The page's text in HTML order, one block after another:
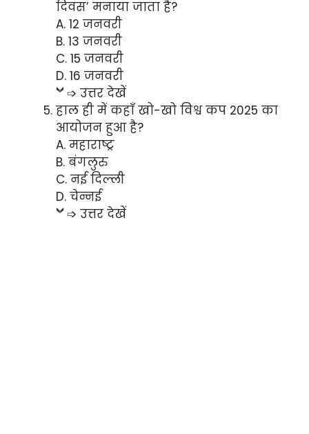
दिवस’ मनाया जाता है?
A. 12 जनवरी
B. 13 जनवरी
C. 15 जनवरी
D. 16 जनवरी
➩ उत्तर देखें
हाल ही में कहाँ खो-खो विश्व कप 2025 का
आयोजन हुआ है?
A. महाराष्ट्र
B. बंगलुरु
C. नई दिल्ली
D. चेन्नई
➩ उत्तर देखें